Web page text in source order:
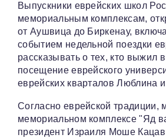
Выпускники еврейских школ
мемориальным комплексам,
от Аушвица до Биркенау,
событием недельной поездки
рассказывать о тех, кто выжил
посещение еврейского
еврейских кварталов Люблина
Согласно еврейской
мемориальном комплексе "Яд
президент Израиля Моше